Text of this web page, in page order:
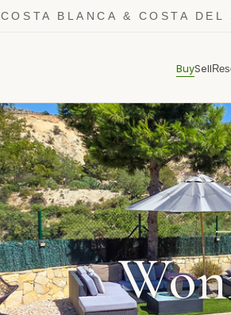
COSTA BLANCA & COSTA
BuySell